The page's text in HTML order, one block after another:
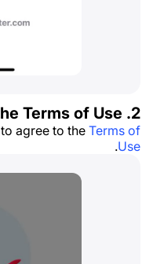
2. Review the Terms of Use
to agree to the Terms of
Use
.